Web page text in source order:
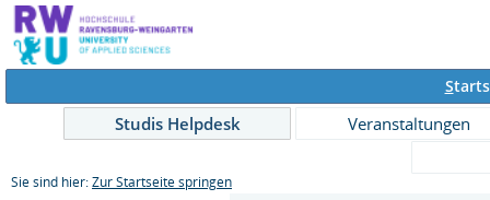
S
Studis Helpdesk
Veranstaltungen
Sie sind hier: Zur Startseite springen